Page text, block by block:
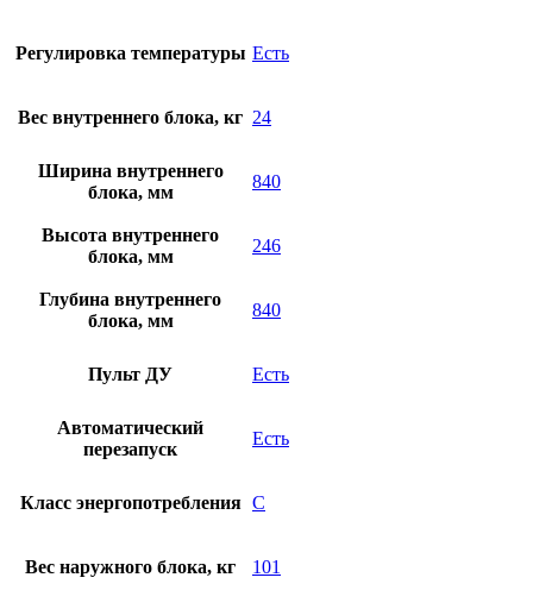
Регулировка температуры Есть
Вес внутреннего блока, кг 24
Ширина внутреннего
блока, мм
840
Высота внутреннего
блока, мм
246
Глубина внутреннего
блока, мм
840
Пульт ДУ Есть
Автоматический
перезапуск
Есть
Класс энергопотребления C
Вес наружного блока, кг 101